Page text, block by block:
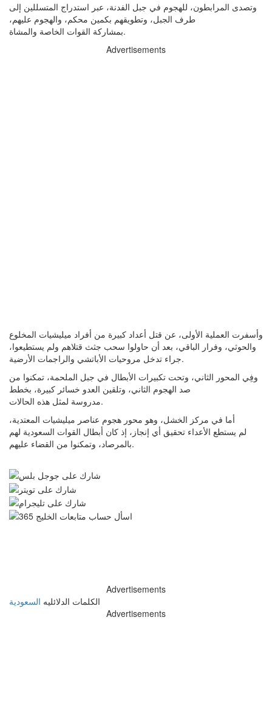
وتصدى المرابطون، للهجوم في جبل الفدنة، عبر استدراج المتسللين إلى
طرف الجبل، وتطويقهم بكمين محكم، والهجوم عليهم،
بمشاركة القوات الخاصة والمشاة.
Advertisements
وأسفرت العملية الأولى، عن قتل أعداد كبيرة من أفراد ميليشيات المخلوع
والحوثي، وفرار الباقي، بعد أن حاولوا سحب جثث قتلاهم ولم يستطيعوا،
جراء تدخل مروحيات الأباتشي والراجمات الأرضية.
وفِي المحور الثاني، ‏وتحت تكبيرات الأبطال في جبل الملحمة، تمكنوا من
صد الهجوم الثاني، وتلقين العدو خسائر كبيرة، بخطط
مدروسة لمثل هذه الحالات.
أما في مركز الخشل، وهو محور هجوم عناصر ميليشيات المعتدية،
لم يستطع الأعداء تحقيق أي إنجاز، إذ كان أبطال القوات السعودية لهم
بالمرصاد، وتمكنوا من القضاء عليهم.
Advertisements
الكلمات الدلائليه السعودية
Advertisements